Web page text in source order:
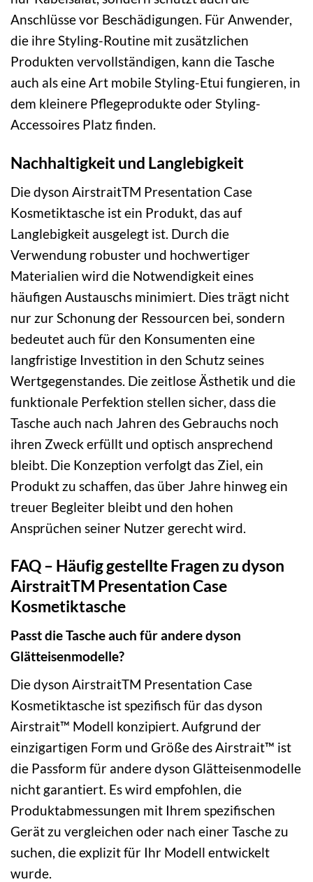
Anschlüsse vor Beschädigungen. Für Anwender,
die ihre Styling-Routine mit zusätzlichen
Produkten vervollständigen, kann die Tasche
auch als eine Art mobile Styling-Etui fungieren, in
dem kleinere Pflegeprodukte oder Styling-
Accessoires Platz finden.
Nachhaltigkeit und Langlebigkeit
Die dyson AirstraitTM Presentation Case
Kosmetiktasche ist ein Produkt, das auf
Langlebigkeit ausgelegt ist. Durch die
Verwendung robuster und hochwertiger
Materialien wird die Notwendigkeit eines
häufigen Austauschs minimiert. Dies trägt nicht
nur zur Schonung der Ressourcen bei, sondern
bedeutet auch für den Konsumenten eine
langfristige Investition in den Schutz seines
Wertgegenstandes. Die zeitlose Ästhetik und die
funktionale Perfektion stellen sicher, dass die
Tasche auch nach Jahren des Gebrauchs noch
ihren Zweck erfüllt und optisch ansprechend
bleibt. Die Konzeption verfolgt das Ziel, ein
Produkt zu schaffen, das über Jahre hinweg ein
treuer Begleiter bleibt und den hohen
Ansprüchen seiner Nutzer gerecht wird.
FAQ – Häufig gestellte Fragen zu dyson
AirstraitTM Presentation Case
Kosmetiktasche
Passt die Tasche auch für andere dyson
Glätteisenmodelle?
Die dyson AirstraitTM Presentation Case
Kosmetiktasche ist spezifisch für das dyson
Airstrait™ Modell konzipiert. Aufgrund der
einzigartigen Form und Größe des Airstrait™ ist
die Passform für andere dyson Glätteisenmodelle
nicht garantiert. Es wird empfohlen, die
Produktabmessungen mit Ihrem spezifischen
Gerät zu vergleichen oder nach einer Tasche zu
suchen, die explizit für Ihr Modell entwickelt
wurde.